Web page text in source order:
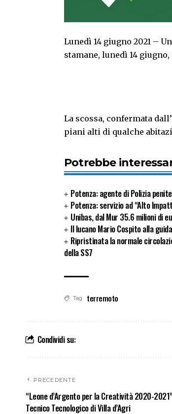
Lunedì 14 giugno 2021 –
stamane, lunedì 14
La scossa, confermata
piani alti di qualche
Potrebbe
Potenza: agente di Polizia
Potenza: servizio ad “Alto
Unibas, dal Mur 35.6 milioni di
Il lucano Mario Cospito alla
Ripristinata la normale
della SS7
Tag terremoto
Condividi su:
PRECEDENTE
“Leone d’Argento per la Creatività 2020-
Tecnico Tecnologico di Villa d’Agri